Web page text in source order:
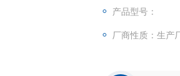
焰检测器来检测。
产品型号：
厂商性质：生产